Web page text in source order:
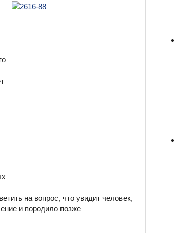
на вопрос, что увидит человек,
и породило позже